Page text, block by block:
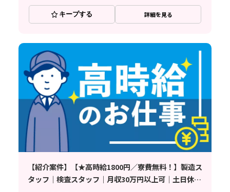
キープする 詳細を見る
【紹介案件】【★高時給1800円／寮費無料！】製造ス
タッフ｜検査スタッフ｜月収30万円以上可｜土日休み